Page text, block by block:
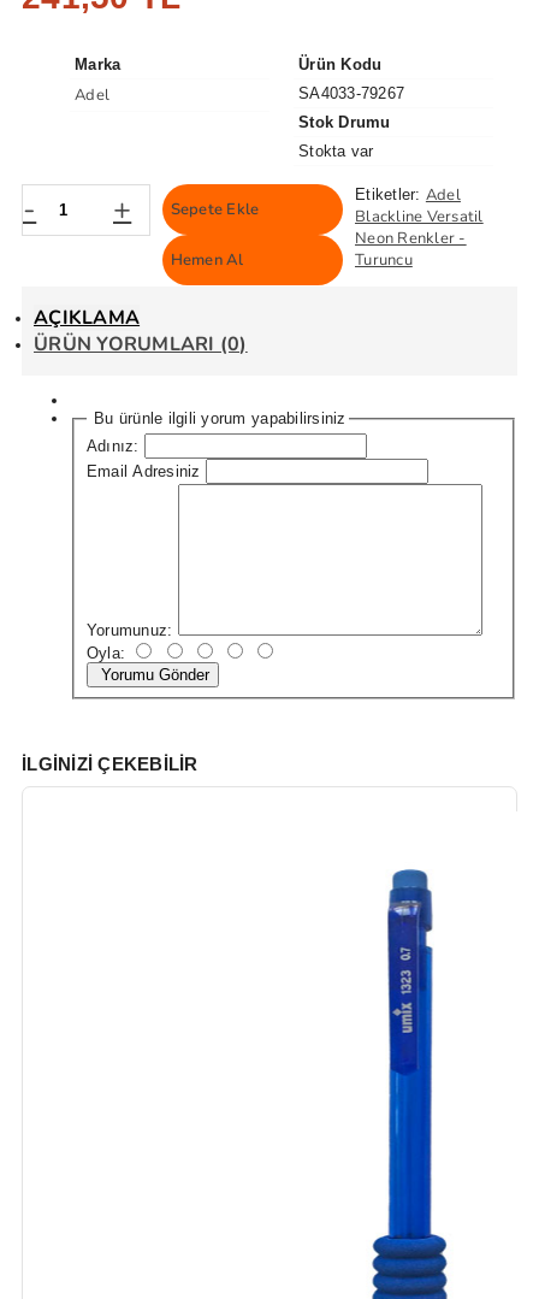
Marka
Adel
Ürün Kodu
SA4033-79267
Stok Drumu
Stokta var
- + Sepete Ekle
Hemen Al
Etiketler: Adel
Blackline Versatil
Neon Renkler -
Turuncu
AÇIKLAMA
ÜRÜN YORUMLARI (0)
Bu ürünle ilgili yorum yapabilirsiniz
Adınız:
Email Adresiniz
Yorumunuz:
Oyla:
Yorumu Gönder
İLGINIZI ÇEKEBILIR